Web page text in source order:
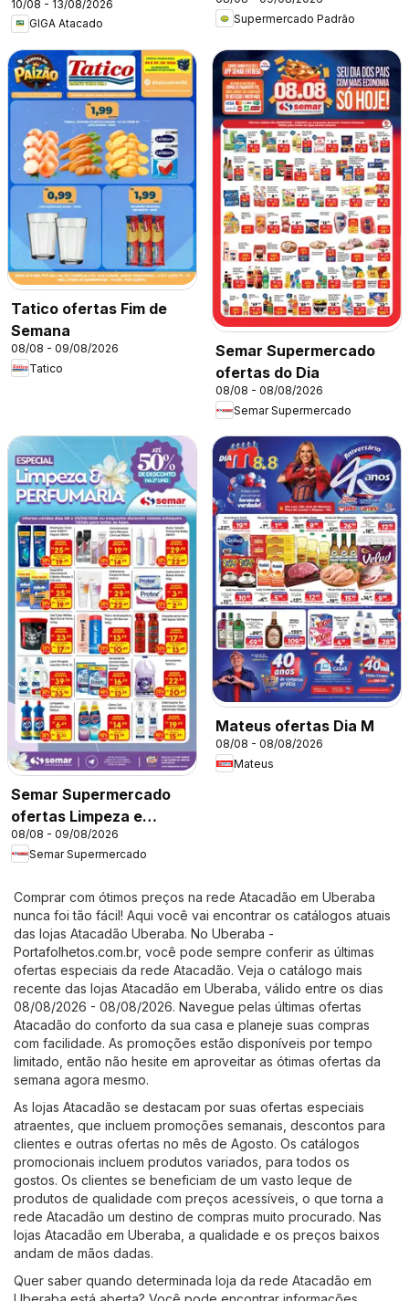
10/08 - 13/08/2026
GIGA Atacado
Supermercado Padrão
Tatico ofertas Fim de
Semana
08/08 - 09/08/2026
Tatico
Semar Supermercado
ofertas do Dia
08/08 - 08/08/2026
Semar Supermercado
Semar Supermercado
ofertas Limpeza e
Perfumaria
08/08 - 09/08/2026
Semar Supermercado
Mateus ofertas Dia M
08/08 - 08/08/2026
Mateus
Comprar com ótimos preços na rede Atacadão em Uberaba
nunca foi tão fácil! Aqui você vai encontrar os catálogos atuais
das lojas Atacadão Uberaba. No Uberaba -
Portafolhetos.com.br, você pode sempre conferir as últimas
ofertas especiais da rede Atacadão. Veja o catálogo mais
recente das lojas Atacadão em Uberaba, válido entre os dias
08/08/2026 - 08/08/2026. Navegue pelas últimas ofertas
Atacadão do conforto da sua casa e planeje suas compras
com facilidade. As promoções estão disponíveis por tempo
limitado, então não hesite em aproveitar as ótimas ofertas da
semana agora mesmo.
As lojas Atacadão se destacam por suas ofertas especiais
atraentes, que incluem promoções semanais, descontos para
clientes e outras ofertas no mês de Agosto. Os catálogos
promocionais incluem produtos variados, para todos os
gostos. Os clientes se beneficiam de um vasto leque de
produtos de qualidade com preços acessíveis, o que torna a
rede Atacadão um destino de compras muito procurado. Nas
lojas Atacadão em Uberaba, a qualidade e os preços baixos
andam de mãos dadas.
Quer saber quando determinada loja da rede Atacadão em